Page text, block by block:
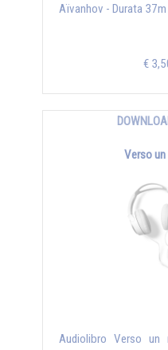
Aïvanhov - Durata
€
Verso
Audiolibro Verso un